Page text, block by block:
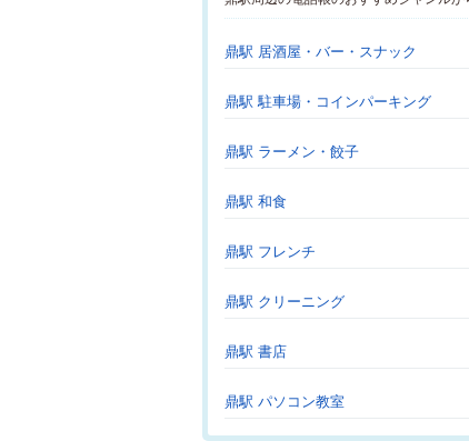
鼎駅 居酒屋・バー・スナック
鼎駅 駐車場・コインパーキング
鼎駅 ラーメン・餃子
鼎駅 和食
鼎駅 フレンチ
鼎駅 クリーニング
鼎駅 書店
鼎駅 パソコン教室